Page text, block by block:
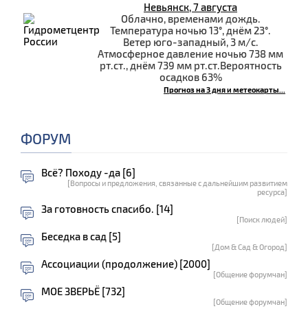
Невьянск, 7 августа
Облачно, временами дождь.
Температура ночью 13°, днём 23°.
Ветер юго-западный, 3 м/с.
Атмосферное давление ночью 738 мм
рт.ст., днём 739 мм рт.ст.Вероятность
осадков 63%
Прогноз на 3 дня и метеокарты...
ФОРУМ
Всё? Походу -да [6]
[Вопросы и предложения, связанные с дальнейшим развитием
ресурса]
За готовность спасибо. [14]
[Поиск людей]
Беседка в сад [5]
[Дом & Сад & Огород]
Ассоциации (продолжение) [2000]
[Общение форумчан]
МОЕ ЗВЕРЬЁ [732]
[Общение форумчан]